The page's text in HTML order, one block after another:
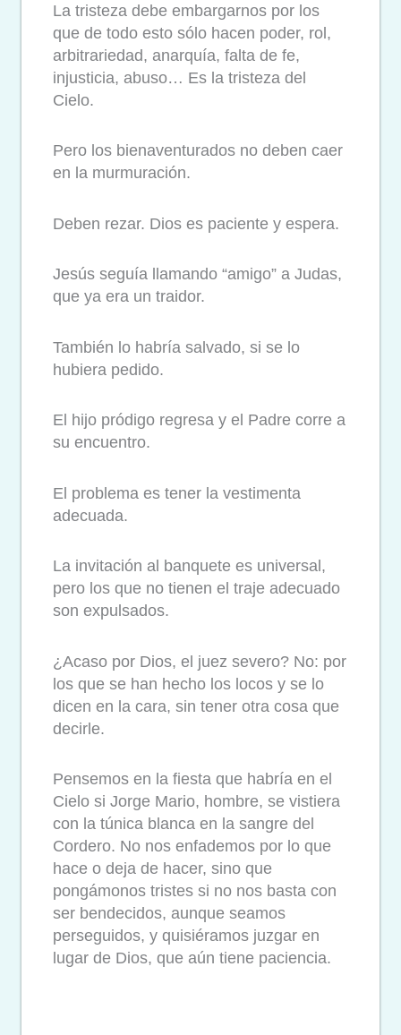
La tristeza debe embargarnos por los
que de todo esto sólo hacen poder, rol,
arbitrariedad, anarquía, falta de fe,
injusticia, abuso… Es la tristeza del
Cielo.
Pero los bienaventurados no deben caer
en la murmuración.
Deben rezar. Dios es paciente y espera.
Jesús seguía llamando “amigo” a Judas,
que ya era un traidor.
También lo habría salvado, si se lo
hubiera pedido.
El hijo pródigo regresa y el Padre corre a
su encuentro.
El problema es tener la vestimenta
adecuada.
La invitación al banquete es universal,
pero los que no tienen el traje adecuado
son expulsados.
¿Acaso por Dios, el juez severo? No: por
los que se han hecho los locos y se lo
dicen en la cara, sin tener otra cosa que
decirle.
Pensemos en la fiesta que habría en el
Cielo si Jorge Mario, hombre, se vistiera
con la túnica blanca en la sangre del
Cordero. No nos enfademos por lo que
hace o deja de hacer, sino que
pongámonos tristes si no nos basta con
ser bendecidos, aunque seamos
perseguidos, y quisiéramos juzgar en
lugar de Dios, que aún tiene paciencia.